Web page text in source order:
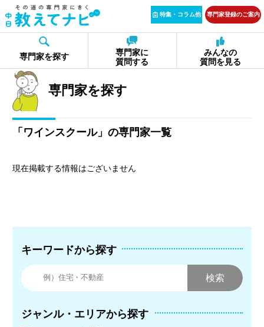
特集・コラム他 専門家登録のご案内
専門家を探す
専門家に
質問する
みんなの
質問を見る
専門家を探す
「ワインスクール」の専門家一覧
現在掲載する情報はございません
キーワードから探す
ジャンル・エリアから探す